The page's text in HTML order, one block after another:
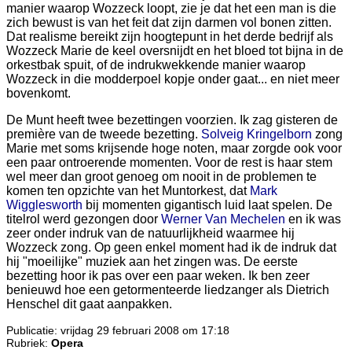
manier waarop Wozzeck loopt, zie je dat het een man is die
zich bewust is van het feit dat zijn darmen vol bonen zitten.
Dat realisme bereikt zijn hoogtepunt in het derde bedrijf als
Wozzeck Marie de keel oversnijdt en het bloed tot bijna in de
orkestbak spuit, of de indrukwekkende manier waarop
Wozzeck in die modderpoel kopje onder gaat... en niet meer
bovenkomt.
De Munt heeft twee bezettingen voorzien. Ik zag gisteren de
première van de tweede bezetting. Solveig Kringelborn zong
Marie met soms krijsende hoge noten, maar zorgde ook voor
een paar ontroerende momenten. Voor de rest is haar stem
wel meer dan groot genoeg om nooit in de problemen te
komen ten opzichte van het Muntorkest, dat Mark
Wigglesworth bij momenten gigantisch luid laat spelen. De
titelrol werd gezongen door Werner Van Mechelen en ik was
zeer onder indruk van de natuurlijkheid waarmee hij
Wozzeck zong. Op geen enkel moment had ik de indruk dat
hij "moeilijke" muziek aan het zingen was. De eerste
bezetting hoor ik pas over een paar weken. Ik ben zeer
benieuwd hoe een getormenteerde liedzanger als Dietrich
Henschel dit gaat aanpakken.
Publicatie: vrijdag 29 februari 2008 om 17:18
Rubriek: Opera